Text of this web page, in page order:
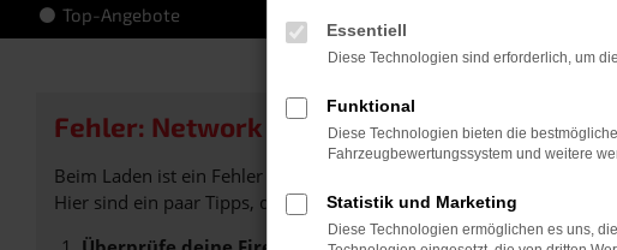
Top-Angebote
Fehler: Network Error
Beim Laden ist ein Fehler aufgetreten.
Hier sind ein paar Tipps, die dir helfen können:
Essentiell
Diese Technologien sind erforderlich, um
Funktional
Diese Technologien bieten die
Fahrzeugbewertungssystem und weitere
Statistik und Marketing
Diese Technologien ermöglichen es uns,